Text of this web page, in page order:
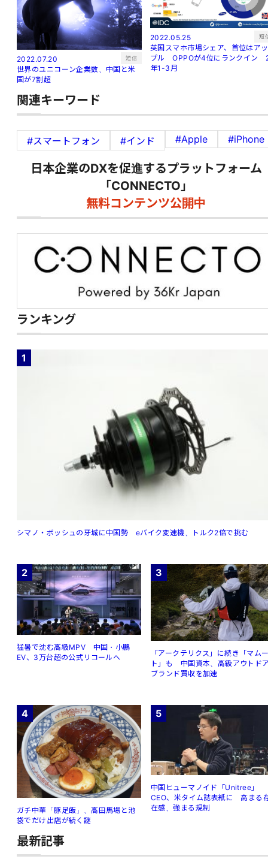
2022.07.20 短信
世界のユニコーン企業数、中国と米
国が7割超
2022.05.25 短
英国スマホ市場シェア、首位はアッ
プル OPPOが4位にランクイン
年1-3月
関連キーワード
#スマートフォン #インド #Apple #iPhone
日本企業のDXを促進するプラットフォーム
「CONNECTO」
無料コンテンツ公開中
ランキング
1
シマノ・ボッシュの牙城に中国勢 eバイク変速機、トルク2倍で挑む
2
猛暑で沈む高級MPV 中国・小鵬
EV、3万台超の公式リコールへ
3
「アークテリクス」に続き「マム
ト」も 中国資本、高級アウトド
ブランド買収を加速
4
ガチ中華「豚足飯」、高田馬場と池
袋でだけ出店が続く謎
5
中国ヒューマノイド「Unitree」
CEO、米タイム誌表紙に 高まる
在感、強まる規制
最新記事